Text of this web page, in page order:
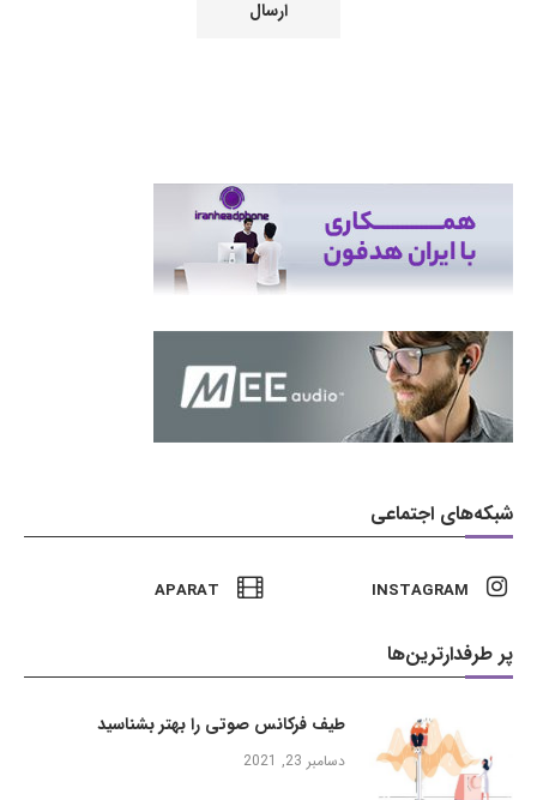
شبکه‌های اجتماعی
INSTAGRAM
APARAT
پر طرفدارترین‌ها
طیف فرکانس صوتی را بهتر بشناسید
دسامبر 23, 2021